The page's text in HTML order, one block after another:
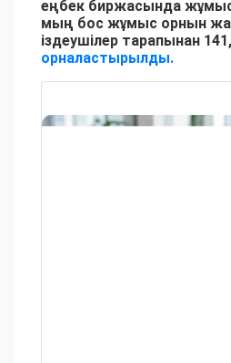
еңбек биржасында жұмыс
мың бос жұмыс орнын
іздеушілер тарапынан
орналастырылды.